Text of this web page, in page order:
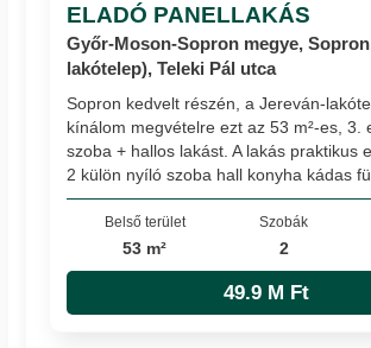
ELADÓ PANELLAKÁS
Győr-Moson-Sopron megye,
lakótelep), Teleki Pál utca
Sopron kedvelt részén, a Jereván-
kínálom megvételre ezt az 53 m²-es, 3.
szoba + hallos lakást. A lakás praktikus
2 külön nyíló szoba hall konyha kádas
Belső terület
53 m²
Szobák
2
49.9 M Ft